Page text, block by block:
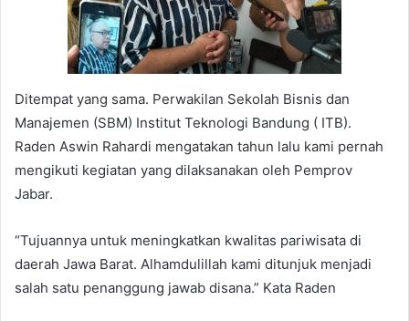
Ditempat yang sama. Perwakilan Sekolah Bisnis dan
Manajemen (SBM) Institut Teknologi Bandung ( ITB).
Raden Aswin Rahardi mengatakan tahun lalu kami pernah
mengikuti kegiatan yang dilaksanakan oleh Pemprov
Jabar.
“Tujuannya untuk meningkatkan kwalitas pariwisata di
daerah Jawa Barat. Alhamdulillah kami ditunjuk menjadi
salah satu penanggung jawab disana.” Kata Raden